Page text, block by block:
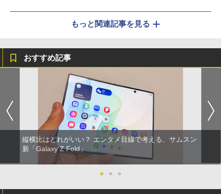
もっと関連記事を見る
おすすめ記事
縦横比はどれがいい？ エンタメ目線で考える、サムスン
新「Galaxy Z Fold」
● ● ●